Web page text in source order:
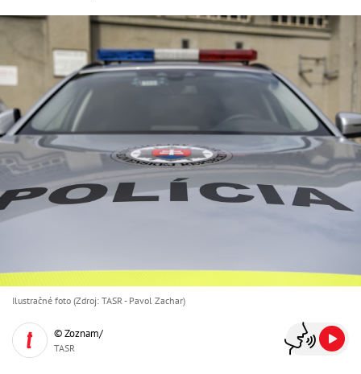
Ilustračné foto (Zdroj: TASR - Pavol Zachar)
© Zoznam/
TASR